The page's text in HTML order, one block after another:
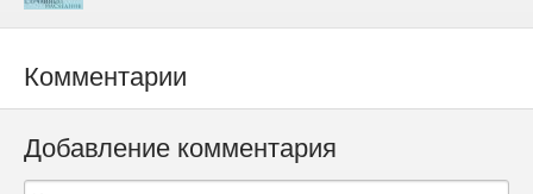
Комментарии
Добавление комментария